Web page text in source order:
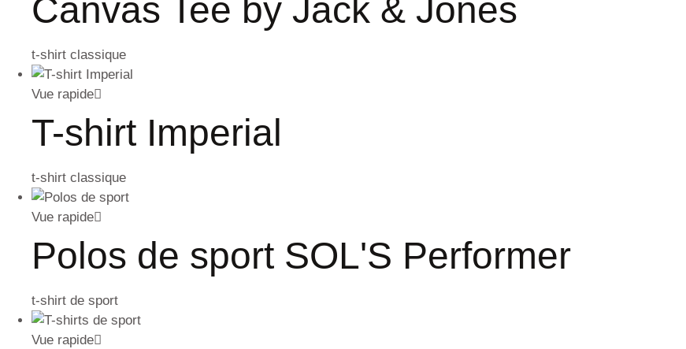
Canvas Tee by Jack & Jones
t-shirt classique
Vue rapide
T-shirt Imperial
t-shirt classique
Vue rapide
Polos de sport SOL'S Performer
t-shirt de sport
Vue rapide